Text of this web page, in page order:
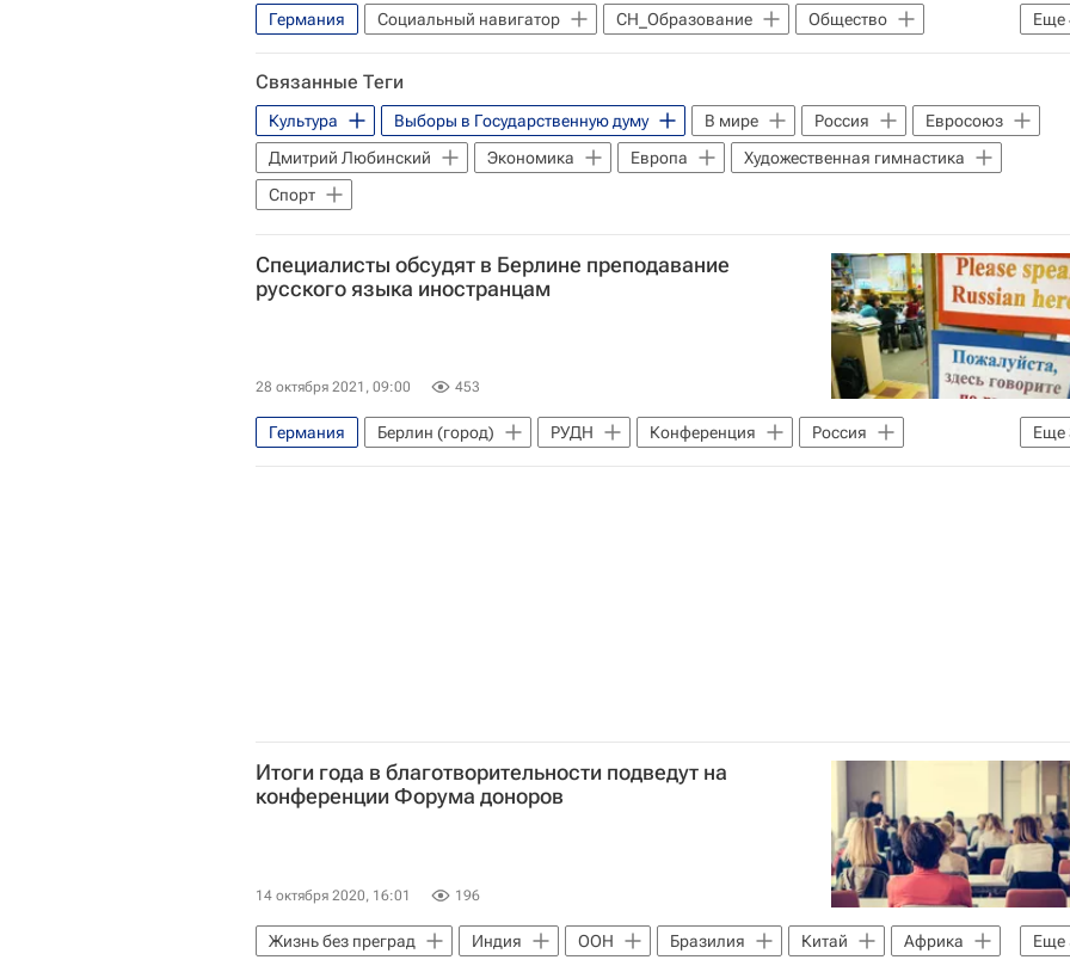
Еще
Германия Социальный навигатор СН_Образование
Общество
Русский язык в мире
РУДН
Берлин (город)
Связанные Теги
Культура Выборы в Государственную думу В мире Россия
Евросоюз
Дмитрий Любинский
Экономика Европа
Художественная гимнастика
Спорт
Специалисты обсудят в Берлине преподавание
русского языка иностранцам
28 октября 2021, 09:00 453
Еще
Германия Берлин (город) РУДН Конференция
Россия
Общество
СН_Образование Социальный навигатор
Итоги года в благотворительности подведут на
конференции Форума доноров
14 октября 2020, 16:01 196
Еще
Жизнь без преград Индия ООН Бразилия Китай
Африка